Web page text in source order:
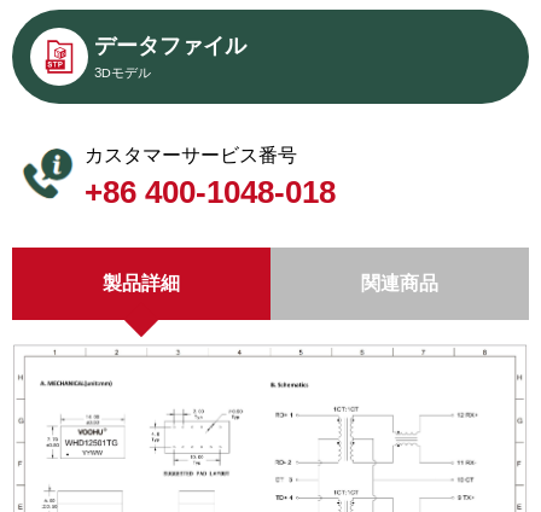
データファイル
3Dモデル
カスタマーサービス番号
+86 400-1048-018
製品詳細 関連商品